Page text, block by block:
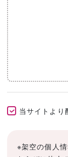
当サイトよ
※架空の個人